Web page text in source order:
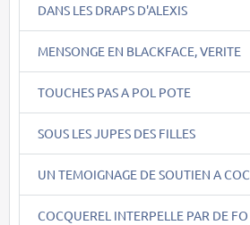
DANS LES DRAPS D'ALEXIS
MENSONGE EN BLACKFACE, VERITE
TOUCHES PAS A POL POTE
SOUS LES JUPES DES FILLES
UN TEMOIGNAGE DE SOUTIEN A COC
COCQUEREL INTERPELLE PAR DE FO